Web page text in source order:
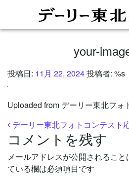
your-
投稿日: 11月 22, 2024投稿者: %s
Uploaded from デーリー東北フォ
投稿ナビゲーシ
デーリー東北フォトコンテスト
コメントを残す
メールアドレスが公開されること
ている欄は必須項目です